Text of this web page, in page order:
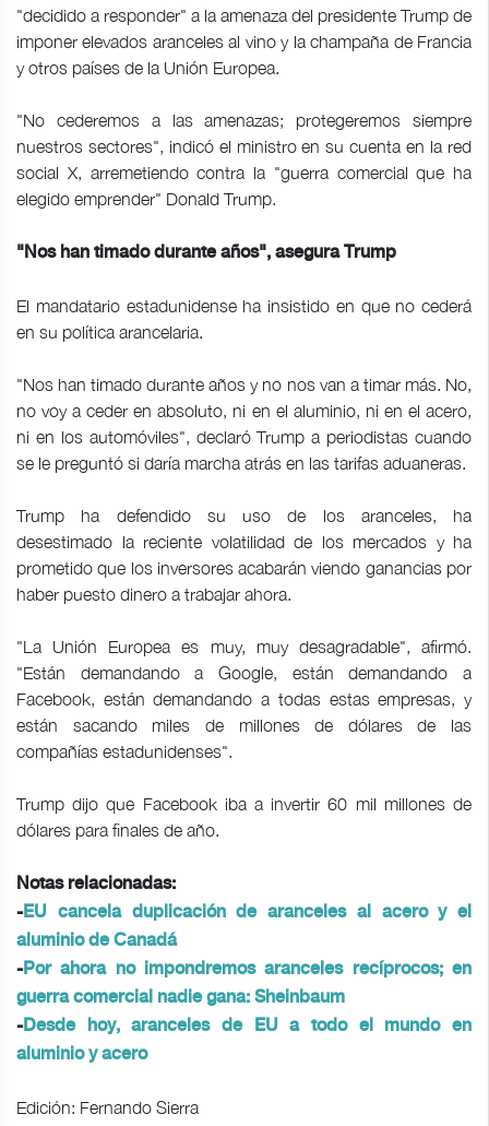
"decidido a responder" a la amenaza del presidente Trump de
imponer elevados aranceles al vino y la champaña de Francia
y otros países de la Unión Europea.
"No cederemos a las amenazas; protegeremos siempre
nuestros sectores", indicó el ministro en su cuenta en la red
social X, arremetiendo contra la "guerra comercial que ha
elegido emprender" Donald Trump.
"Nos han timado durante años", asegura Trump
El mandatario estadunidense ha insistido en que no cederá
en su política arancelaria.
"Nos han timado durante años y no nos van a timar más. No,
no voy a ceder en absoluto, ni en el aluminio, ni en el acero,
ni en los automóviles", declaró Trump a periodistas cuando
se le preguntó si daría marcha atrás en las tarifas aduaneras.
Trump ha defendido su uso de los aranceles, ha
desestimado la reciente volatilidad de los mercados y ha
prometido que los inversores acabarán viendo ganancias por
haber puesto dinero a trabajar ahora.
"La Unión Europea es muy, muy desagradable", afirmó.
"Están demandando a Google, están demandando a
Facebook, están demandando a todas estas empresas, y
están sacando miles de millones de dólares de las
compañías estadunidenses".
Trump dijo que Facebook iba a invertir 60 mil millones de
dólares para finales de año.
Notas relacionadas:
-EU cancela duplicación de aranceles al acero y el
aluminio de Canadá
-Por ahora no impondremos aranceles recíprocos; en
guerra comercial nadie gana: Sheinbaum
-Desde hoy, aranceles de EU a todo el mundo en
aluminio y acero
Edición: Fernando Sierra